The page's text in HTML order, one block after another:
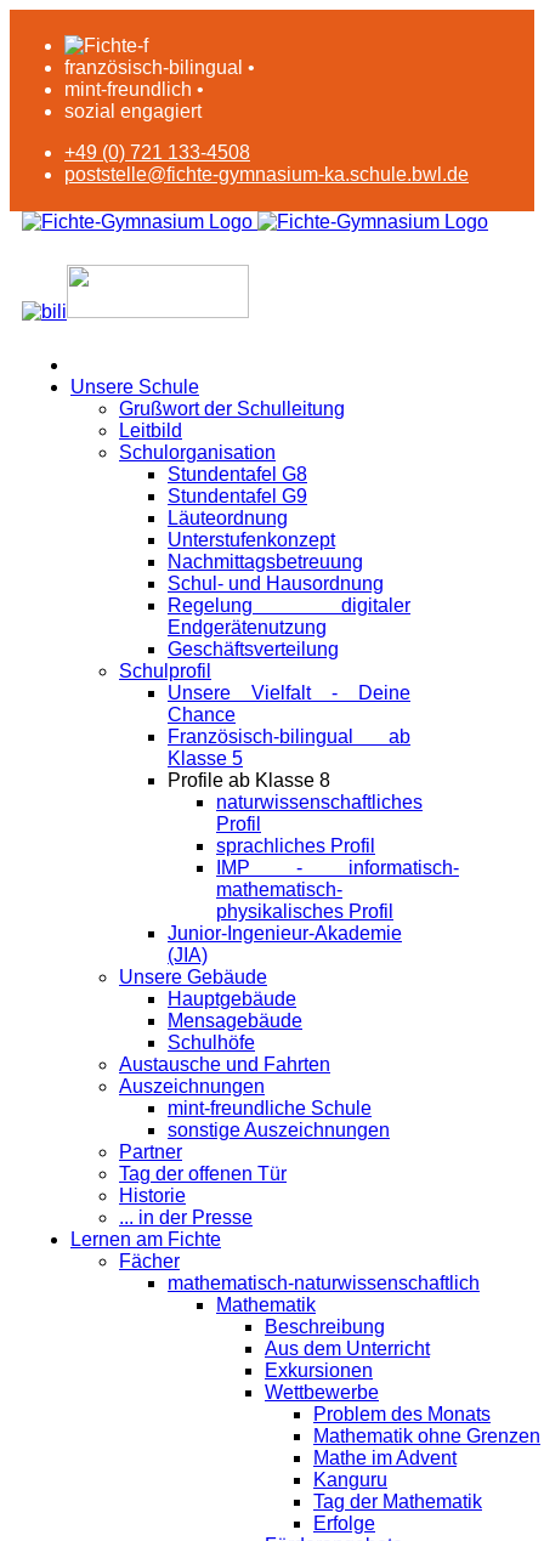
französisch-bilingual •
mint-freundlich •
sozial engagiert
+49 (0) 721 133-4508
poststelle@fichte-gymnasium-ka.schule.bwl.de
Unsere Schule
Grußwort der Schulleitung
Leitbild
Schulorganisation
Stundentafel G8
Stundentafel G9
Läuteordnung
Unterstufenkonzept
Nachmittagsbetreuung
Schul- und Hausordnung
Regelung digitaler
Endgeräte­nutzung
Geschäftsverteilung
Schulprofil
Unsere Vielfalt - Deine
Chance
Französisch-bilingual ab
Klasse 5
Profile ab Klasse 8
naturwissenschaftliches
Profil
sprachliches Profil
IMP - informatisch-
mathematisch-
physikalisches Profil
Junior-Ingenieur-Akademie
(JIA)
Unsere Gebäude
Hauptgebäude
Mensagebäude
Schulhöfe
Austausche und Fahrten
Auszeichnungen
mint-freundliche Schule
sonstige Auszeichnungen
Partner
Tag der offenen Tür
Historie
... in der Presse
Lernen am Fichte
Fächer
mathematisch-naturwissenschaftlich
Mathematik
Beschreibung
Aus dem Unterricht
Exkursionen
Wettbewerbe
Problem des Monats
Mathematik ohne Grenzen
Mathe im Advent
Kanguru
Tag der Mathematik
Erfolge